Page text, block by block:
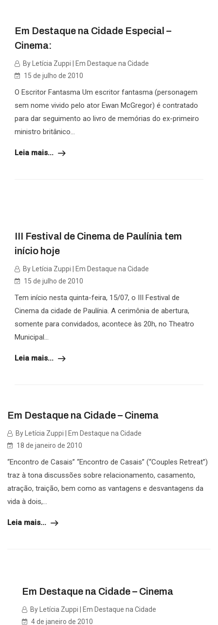
Em Destaque na Cidade Especial –
Cinema:
By Letícia Zuppi | Em Destaque na Cidade
15 de julho de 2010
O Escritor Fantasma Um escritor fantasma (personagem
sem nome vivido pelo ator Ewan McGregor) é contratado
para dar seguimento ao livro de memórias do ex-primeiro
ministro britânico...
Leia mais...
III Festival de Cinema de Paulínia tem
início hoje
By Letícia Zuppi | Em Destaque na Cidade
15 de julho de 2010
Tem início nesta quinta-feira, 15/07, o III Festival de
Cinema da cidade de Paulínia. A cerimônia de abertura,
somente para convidados, acontece às 20h, no Theatro
Municipal...
Leia mais...
Em Destaque na Cidade – Cinema
By Letícia Zuppi | Em Destaque na Cidade
18 de janeiro de 2010
“Encontro de Casais” “Encontro de Casais” (“Couples Retreat”)
traz à tona discussões sobre relacionamento, casamento,
atração, traição, bem como as vantagens e desvantagens da
vida à dois,...
Leia mais...
Em Destaque na Cidade – Cinema
By Letícia Zuppi | Em Destaque na Cidade
4 de janeiro de 2010